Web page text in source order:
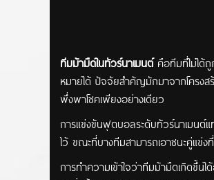
ทีมม้ามืดในทัวร์นาเมนต์คือทีมที่ไม่ได้ถู
หมายได้ ปัจจัยสำคัญมักมาจากโครง
พึ่งพาโชคเพียงอย่างเดียว
การแข่งขันฟุตบอลระดับทัวร์นาเมนต์
ไว้ ขณะที่บางทีมสามารถเอาชนะคู่แข่
การทำความเข้าใจว่าทีมม้ามืดเกิดขึ้นไ